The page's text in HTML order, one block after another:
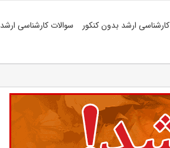
کارشناسی ارشد بدون کنکور سوالات کارشناسی ارشد